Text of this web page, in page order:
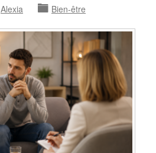
Alexia Bien-être